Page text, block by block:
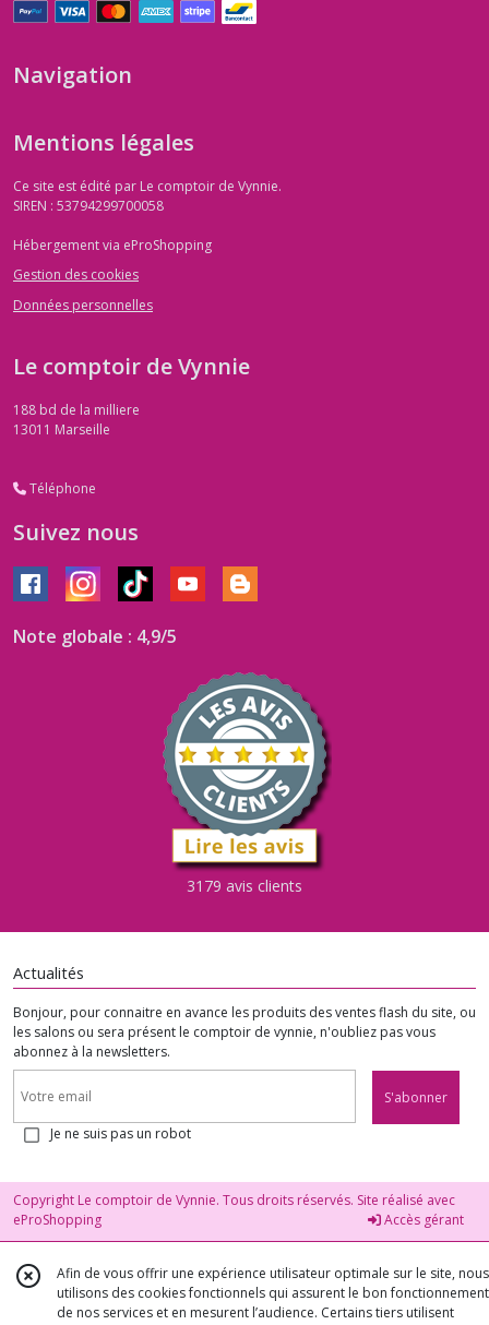
Navigation
Mentions légales
Ce site est édité par Le comptoir de Vynnie.
SIREN : 53794299700058
Hébergement via eProShopping
Gestion des cookies
Données personnelles
Le comptoir de Vynnie
188 bd de la milliere
13011 Marseille
Téléphone
Suivez nous
Note globale : 4,9/5
3179 avis clients
Actualités
Bonjour, pour connaitre en avance les produits des ventes flash du site, ou
les salons ou sera présent le comptoir de vynnie, n'oubliez pas vous
abonnez à la newsletters.
S'abonner
Je ne suis pas un robot
Copyright Le comptoir de Vynnie. Tous droits réservés. Site réalisé avec
eProShopping
Accès gérant
Afin de vous offrir une expérience utilisateur optimale sur le site, nous
utilisons des cookies fonctionnels qui assurent le bon fonctionnement
de nos services et en mesurent l’audience. Certains tiers utilisent